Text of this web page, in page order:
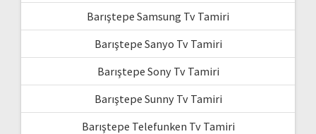
Barıştepe Samsung Tv Tamiri
Barıştepe Sanyo Tv Tamiri
Barıştepe Sony Tv Tamiri
Barıştepe Sunny Tv Tamiri
Barıştepe Telefunken Tv Tamiri